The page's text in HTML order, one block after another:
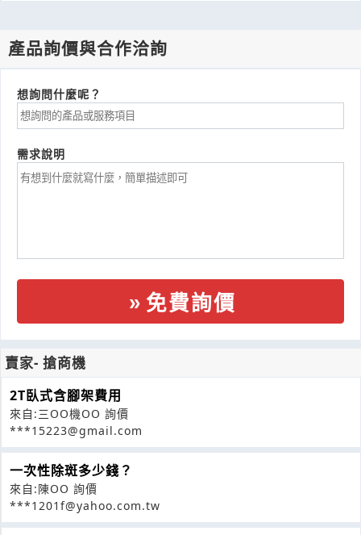
產品詢價與合作洽詢
想詢問什麼呢？
需求說明
免費詢價
賣家- 搶商機
2T臥式含腳架費用
來自:三OO機OO 詢價
***15223@gmail.com
一次性除斑多少錢？
來自:陳OO 詢價
***1201f@yahoo.com.tw